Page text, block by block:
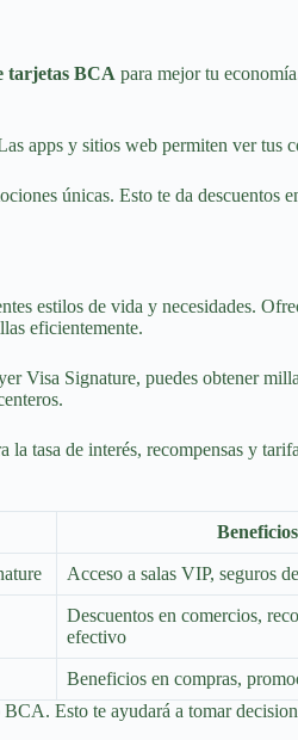
tarjetas BCA para mejor tu
apps y sitios web permiten ver tus
únicas. Esto te da
estilos de vida y necesidades.
eficientemente.
Visa Signature, puedes obtener
tasa de interés, recompensas y
Beneficios
Acceso a salas VIP, seguros
Descuentos en comercios,
efectivo
Beneficios en compras,
Esto te ayudará a tomar